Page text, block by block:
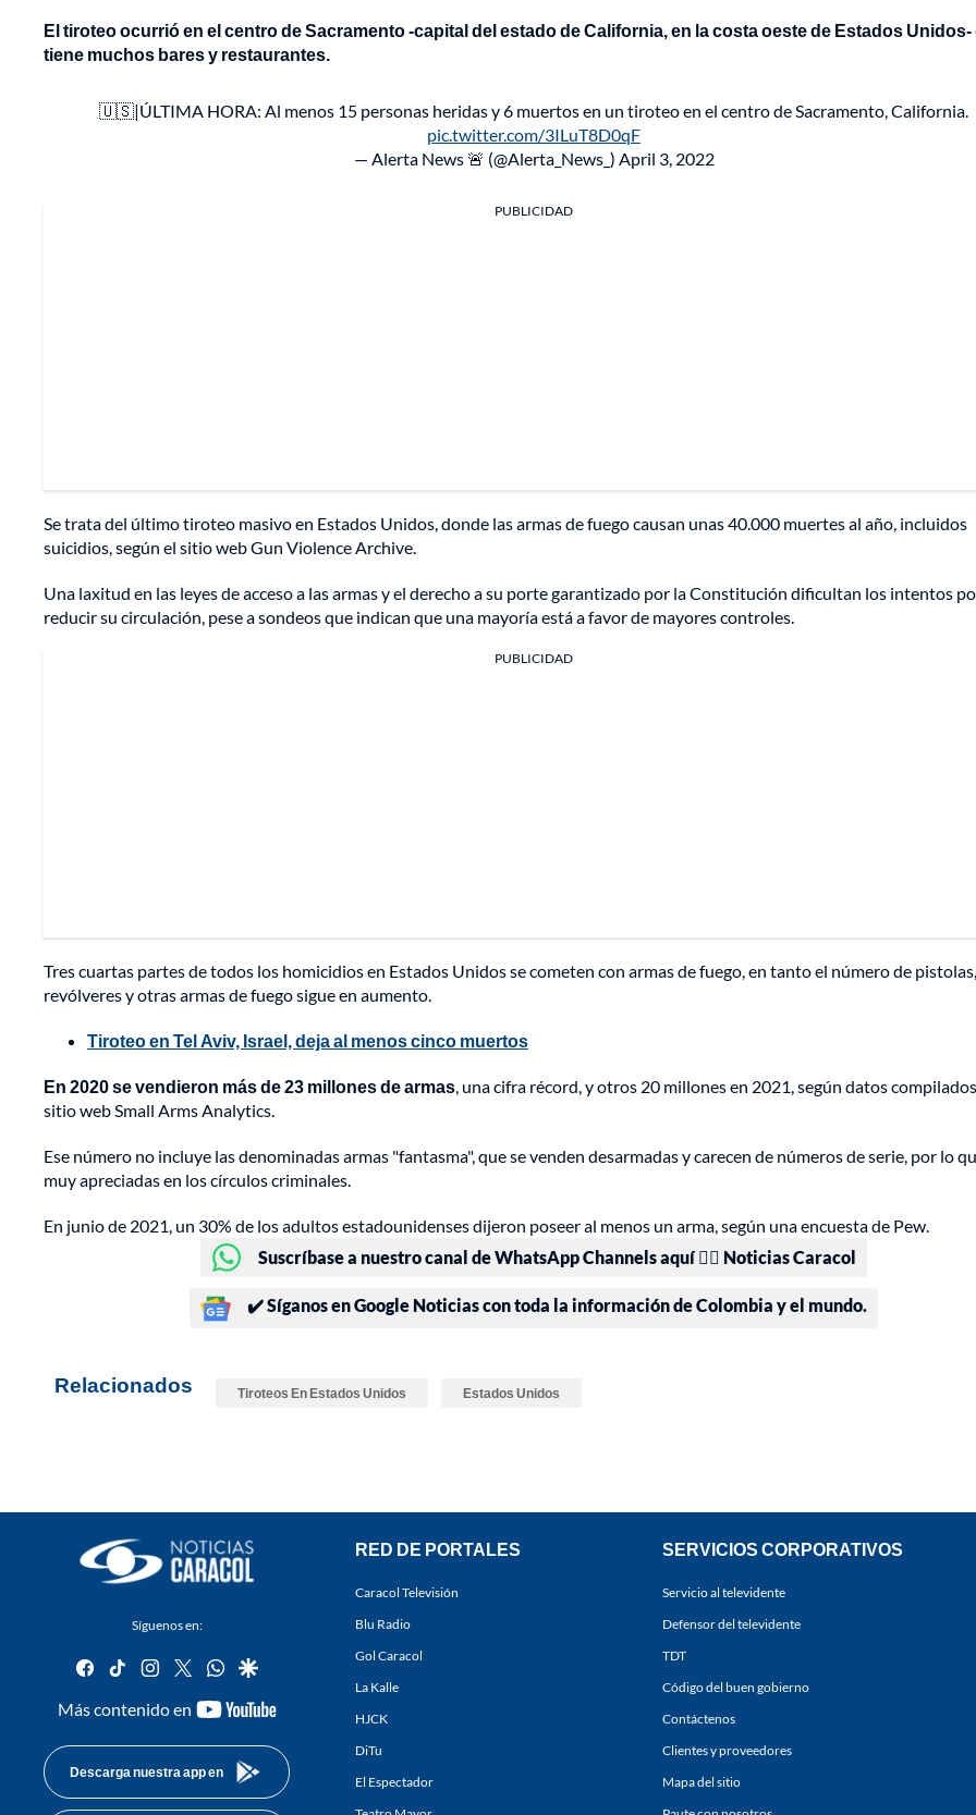
El tiroteo ocurrió en el centro de Sacramento -capital del estado de California, en la costa oeste de Estados Unidos-
tiene muchos bares y restaurantes.
🇺🇸|ÚLTIMA HORA: Al menos 15 personas heridas y 6 muertos en un tiroteo en el centro de Sacramento, California.
pic.twitter.com/3ILuT8D0qF
— Alerta News 🚨 (@Alerta_News_) April 3, 2022
PUBLICIDAD
Se trata del último tiroteo masivo en Estados Unidos, donde las armas de fuego causan unas 40.000 muertes al año, incluidos
suicidios, según el sitio web Gun Violence Archive.
Una laxitud en las leyes de acceso a las armas y el derecho a su porte garantizado por la Constitución dificultan los intentos
reducir su circulación, pese a sondeos que indican que una mayoría está a favor de mayores controles.
PUBLICIDAD
Tres cuartas partes de todos los homicidios en Estados Unidos se cometen con armas de fuego, en tanto el número de pistolas,
revólveres y otras armas de fuego sigue en aumento.
Tiroteo en Tel Aviv, Israel, deja al menos cinco muertos
En 2020 se vendieron más de 23 millones de armas, una cifra récord, y otros 20 millones en 2021, según datos
sitio web Small Arms Analytics.
Ese número no incluye las denominadas armas "fantasma", que se venden desarmadas y carecen de números de serie, por lo
muy apreciadas en los círculos criminales.
En junio de 2021, un 30% de los adultos estadounidenses dijeron poseer al menos un arma, según una encuesta de Pew.
Suscríbase a nuestro canal de WhatsApp Channels aquí 👉🏻 Noticias Caracol
✔️ Síganos en Google Noticias con toda la información de Colombia y el mundo.
Relacionados Tiroteos En Estados Unidos Estados Unidos
Síguenos en:
facebook
tiktok instagram
twitterwhatsapp
google
Más contenido en
youtube-
Descarga nuestra app en
RED DE PORTALES
Caracol Televisión
Blu Radio
Gol Caracol
La Kalle
HJCK
DiTu
El Espectador
SERVICIOS CORPORATIVOS
Servicio al televidente
Defensor del televidente
TDT
Código del buen gobierno
Contáctenos
Clientes y proveedores
Mapa del sitio